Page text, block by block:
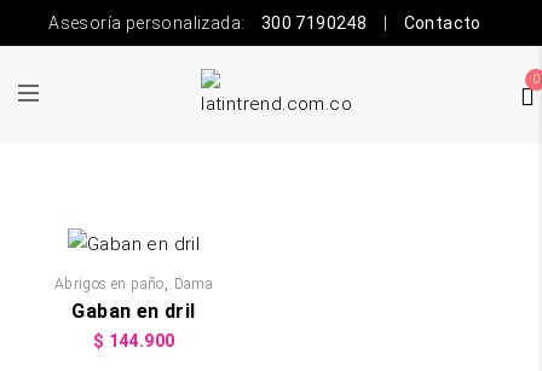
Asesoría personalizada: 300 7190248 Contacto
0
Abrigos en paño, Dama
Gaban en dril
$ 144.900